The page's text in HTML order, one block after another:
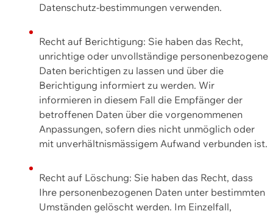
Datenschutz-bestimmungen verwenden.
Recht auf Berichtigung: Sie haben das Recht,
unrichtige oder unvollständige personenbezogene
Daten berichtigen zu lassen und über die
Berichtigung informiert zu werden. Wir
informieren in diesem Fall die Empfänger der
betroffenen Daten über die vorgenommenen
Anpassungen, sofern dies nicht unmöglich oder
mit unverhältnismässigem Aufwand verbunden ist.
Recht auf Löschung: Sie haben das Recht, dass
Ihre personenbezogenen Daten unter bestimmten
Umständen gelöscht werden. Im Einzelfall,